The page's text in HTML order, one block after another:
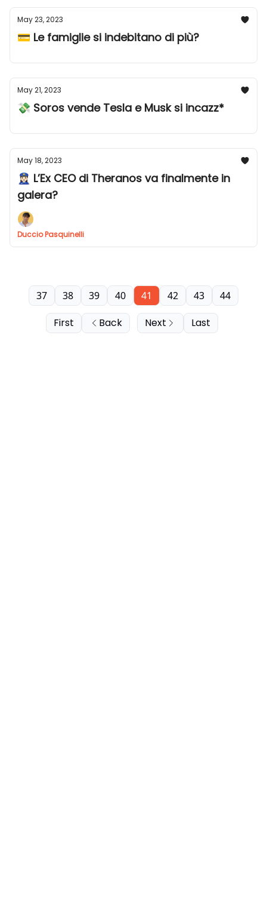
May 23, 2023
💳 Le famiglie si indebitano di più?
May 21, 2023
💸 Soros vende Tesla e Musk si incazz*
May 18, 2023
👮🏻‍♀️ L’Ex CEO di Theranos va finalmente in
galera?
Duccio Pasquinelli
First Back
37 38 39 40 41 42 43 44
Next Last